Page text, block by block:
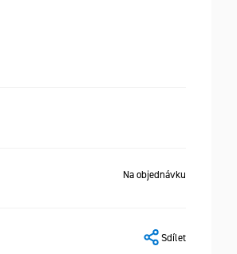
Sdílet
Na objednávku